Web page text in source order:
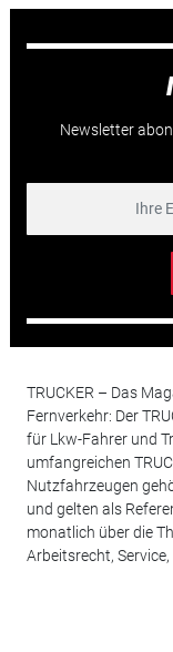
Newsletter
TRUCKER – Das
Fernverkehr: Der
für Lkw-Fahrer und
umfangreichen
Nutzfahrzeugen
und gelten als
monatlich über die
Arbeitsrecht,